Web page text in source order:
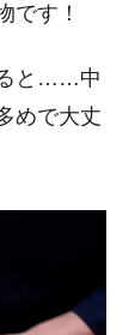
です！
ると……中
めで大丈